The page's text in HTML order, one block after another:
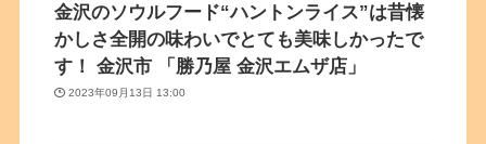
金沢のソウルフード“ハントンライス”は昔懐
かしさ全開の味わいでとても美味しかったで
す！ 金沢市 「勝乃屋 金沢エムザ店」
2023年09月13日 13:00